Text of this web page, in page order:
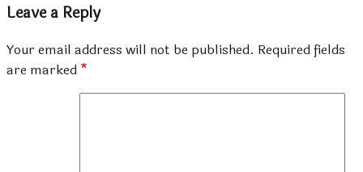
Leave a Reply
Your email address will not be published. Required fields
are marked *